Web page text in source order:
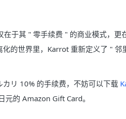
在于其 " 零手续费 " 的商业模式，
化的世界里，Karrot 重新定义了 "
リ 10% 的手续费，不妨可以下载
元的 Amazon Gift Card。